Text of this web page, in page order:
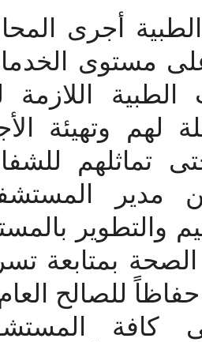
أجرى
مستوى
اللازمة
وتهيئة
تماثلهم
بمتابعة تسريع
للصالح العام
كافة